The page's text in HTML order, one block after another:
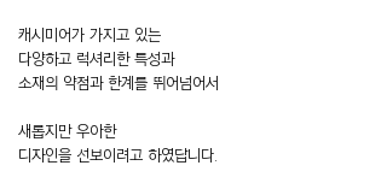
캐시미어가 가지고 있는
다양하고 럭셔리한 특성과
소재의 약점과 한계를 뛰어넘어서
새롭지만 우아한
디자인을 선보이려고 하였답니다.